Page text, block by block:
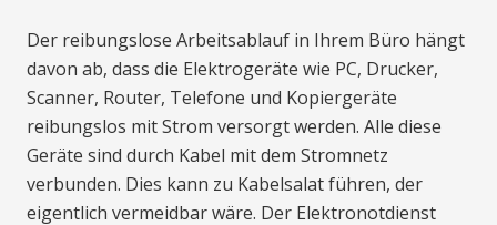
Der reibungslose Arbeitsablauf in Ihrem Büro hängt
davon ab, dass die Elektrogeräte wie PC, Drucker,
Scanner, Router, Telefone und Kopiergeräte
reibungslos mit Strom versorgt werden. Alle diese
Geräte sind durch Kabel mit dem Stromnetz
verbunden. Dies kann zu Kabelsalat führen, der
eigentlich vermeidbar wäre. Der Elektronotdienst